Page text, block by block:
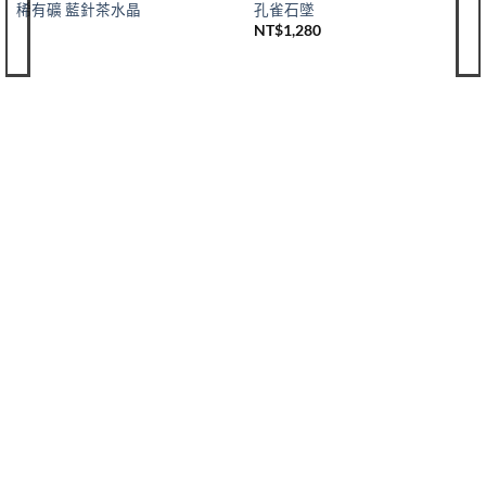
稀有礦 藍針茶水晶
孔雀石墜
NT$1,280